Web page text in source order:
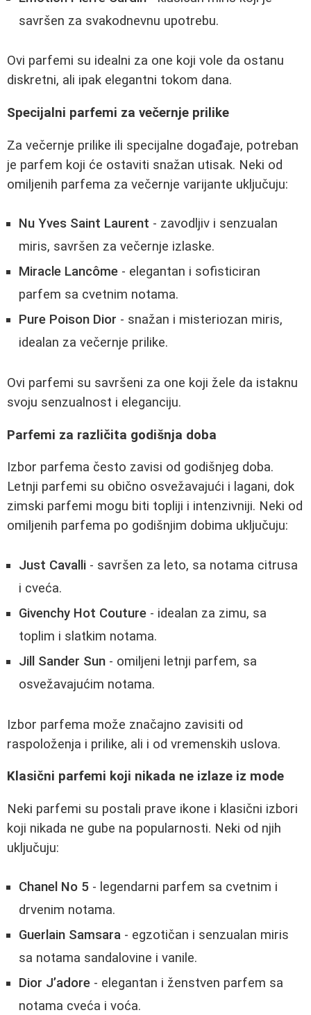
savršen za svakodnevnu upotrebu.
Ovi parfemi su idealni za one koji vole da ostanu
diskretni, ali ipak elegantni tokom dana.
Specijalni parfemi za večernje prilike
Za večernje prilike ili specijalne događaje, potreban
je parfem koji će ostaviti snažan utisak. Neki od
omiljenih parfema za večernje varijante uključuju:
Nu Yves Saint Laurent - zavodljiv i senzualan
miris, savršen za večernje izlaske.
Miracle Lancôme - elegantan i sofisticiran
parfem sa cvetnim notama.
Pure Poison Dior - snažan i misteriozan miris,
idealan za večernje prilike.
Ovi parfemi su savršeni za one koji žele da istaknu
svoju senzualnost i eleganciju.
Parfemi za različita godišnja doba
Izbor parfema često zavisi od godišnjeg doba.
Letnji parfemi su obično osvežavajući i lagani, dok
zimski parfemi mogu biti topliji i intenzivniji. Neki od
omiljenih parfema po godišnjim dobima uključuju:
Just Cavalli - savršen za leto, sa notama citrusa
i cveća.
Givenchy Hot Couture - idealan za zimu, sa
toplim i slatkim notama.
Jill Sander Sun - omiljeni letnji parfem, sa
osvežavajućim notama.
Izbor parfema može značajno zavisiti od
raspoloženja i prilike, ali i od vremenskih uslova.
Klasični parfemi koji nikada ne izlaze iz mode
Neki parfemi su postali prave ikone i klasični izbori
koji nikada ne gube na popularnosti. Neki od njih
uključuju:
Chanel No 5 - legendarni parfem sa cvetnim i
drvenim notama.
Guerlain Samsara - egzotičan i senzualan miris
sa notama sandalovine i vanile.
Dior J’adore - elegantan i ženstven parfem sa
notama cveća i voća.